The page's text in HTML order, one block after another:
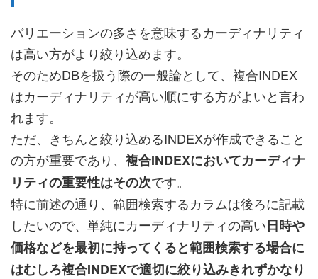
バリエーションの多さを意味するカーディナリティ
は高い方がより絞り込めます。
そのためDBを扱う際の一般論として、複合INDEX
はカーディナリティが高い順にする方がよいと言わ
れます。
ただ、きちんと絞り込めるINDEXが作成できること
の方が重要であり、 複合INDEXにおいてカーディナ
リティの重要性はその次です。
特に前述の通り、範囲検索するカラムは後ろに記載
したいので、単純にカーディナリティの高い日時や
価格などを最初に持ってくると範囲検索する場合に
はむしろ複合INDEXで適切に絞り込みきれずかなり